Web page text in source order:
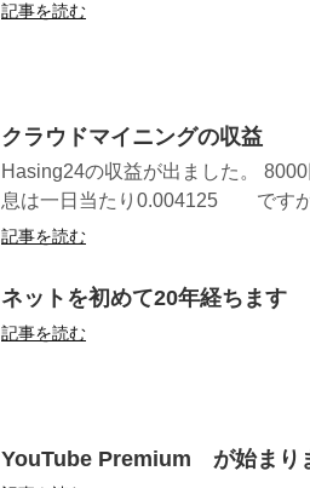
記事を読む
クラウドマイニングの収益
Hasing24の収益が出ました。
息は一日当たり0.004125 です
記事を読む
ネットを初めて20年経ちます
記事を読む
YouTube Premium が始まり